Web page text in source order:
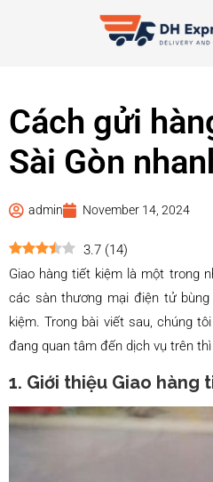
Cách gửi
Sài Gòn
admin November 14, 2024
3.7 (14)
Giao hàng tiết kiệm là một trong
các sàn thương mại điện tử
kiệm. Trong bài viết sau, chúng
đang quan tâm đến dịch vụ trên
1. Giới thiệu Giao hàng